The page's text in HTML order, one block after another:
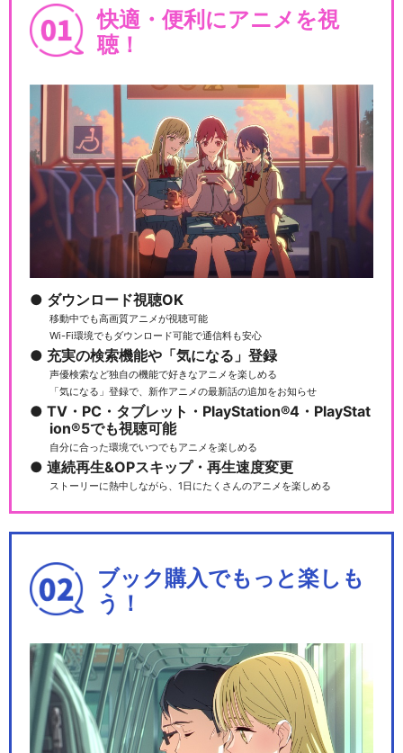
快適・便利にアニメを視
聴！
ダウンロード視聴OK
移動中でも高画質アニメが視聴可能
Wi-Fi環境でもダウンロード可能で通信料も安心
充実の検索機能や「気になる」登録
声優検索など独自の機能で好きなアニメを楽しめる
「気になる」登録で、新作アニメの最新話の追加をお知らせ
TV・PC・タブレット・PlayStation®4・PlayStat
ion®5でも視聴可能
自分に合った環境でいつでもアニメを楽しめる
連続再生&OPスキップ・再生速度変更
ストーリーに熱中しながら、1日にたくさんのアニメを楽しめる
ブック購入でもっと楽しも
う！